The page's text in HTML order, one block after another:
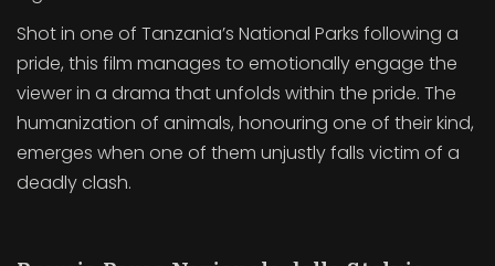
Shot in one of Tanzania’s National Parks following a
pride, this film manages to emotionally engage the
viewer in a drama that unfolds within the pride. The
humanization of animals, honouring one of their kind,
emerges when one of them unjustly falls victim of a
deadly clash.